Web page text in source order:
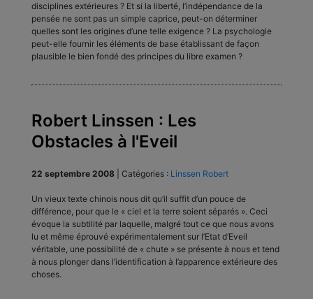
disciplines extérieures ? Et si la liberté, l’indépendance de la
pensée ne sont pas un simple caprice, peut-on déterminer
quelles sont les origines d’une telle exigence ? La psychologie
peut-elle fournir les éléments de base établissant de façon
plausible le bien fondé des principes du libre examen ?
Robert Linssen : Les
Obstacles à l'Eveil
22 septembre 2008 Catégories : Linssen Robert
Un vieux texte chinois nous dit qu’il suffit d’un pouce de
différence, pour que le « ciel et la terre soient séparés ». Ceci
évoque la subtilité par laquelle, malgré tout ce que nous avons
lu et même éprouvé expérimentalement sur l’Etat d’Eveil
véritable, une possibilité de « chute » se présente à nous et tend
à nous plonger dans l’identification à l’apparence extérieure des
choses.